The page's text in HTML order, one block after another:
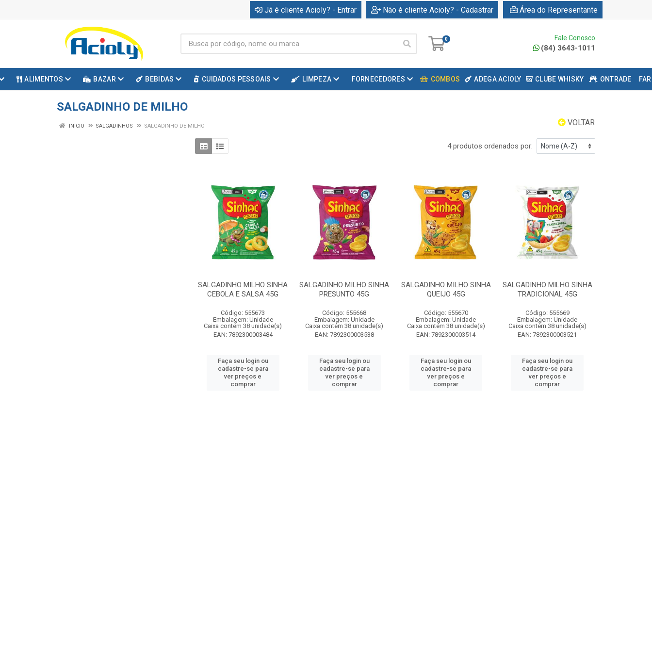
Já é cliente Acioly? - Entrar Não é cliente Acioly? - Cadastrar Área do Representante
0 Fale Conosco
(84) 3643-1011
ALIMENTOS BAZAR BEBIDAS CUIDADOS PESSOAIS LIMPEZA FORNECEDORES COMBOS ADEGA ACIOLY CLUBE WHISKY ONTRADE
SALGADINHO DE MILHO
VOLTAR
INÍCIO SALGADINHOS SALGADINHO DE MILHO
4 produtos ordenados por:
SALGADINHO MILHO SINHA
CEBOLA E SALSA 45G
Código: 555673
Embalagem: Unidade
Caixa contém 38 unidade(s)
EAN: 7892300003484
Faça seu login ou
cadastre-se para
ver preços e
comprar
SALGADINHO MILHO SINHA
PRESUNTO 45G
Código: 555668
Embalagem: Unidade
Caixa contém 38 unidade(s)
EAN: 7892300003538
Faça seu login ou
cadastre-se para
ver preços e
comprar
SALGADINHO MILHO SINHA
QUEIJO 45G
Código: 555670
Embalagem: Unidade
Caixa contém 38 unidade(s)
EAN: 7892300003514
Faça seu login ou
cadastre-se para
ver preços e
comprar
SALGADINHO MILHO SINHA
TRADICIONAL 45G
Código: 555669
Embalagem: Unidade
Caixa contém 38 unidade(s)
EAN: 7892300003521
Faça seu login ou
cadastre-se para
ver preços e
comprar